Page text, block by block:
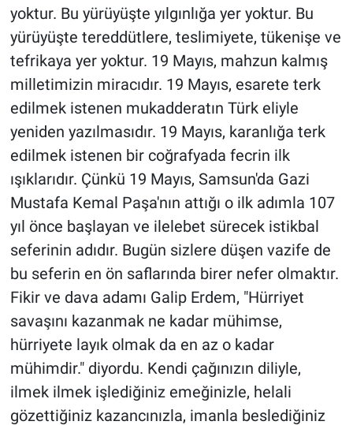
yoktur. Bu yürüyüşte yılgınlığa yer yoktur. Bu
yürüyüşte tereddütlere, teslimiyete, tükenişe ve
tefrikaya yer yoktur. 19 Mayıs, mahzun kalmış
milletimizin miracıdır. 19 Mayıs, esarete terk
edilmek istenen mukadderatın Türk eliyle
yeniden yazılmasıdır. 19 Mayıs, karanlığa terk
edilmek istenen bir coğrafyada fecrin ilk
ışıklarıdır. Çünkü 19 Mayıs, Samsun'da Gazi
Mustafa Kemal Paşa'nın attığı o ilk adımla 107
yıl önce başlayan ve ilelebet sürecek istikbal
seferinin adıdır. Bugün sizlere düşen vazife de
bu seferin en ön saflarında birer nefer olmaktır.
Fikir ve dava adamı Galip Erdem, "Hürriyet
savaşını kazanmak ne kadar mühimse,
hürriyete layık olmak da en az o kadar
mühimdir." diyordu. Kendi çağınızın diliyle,
ilmek ilmek işlediğiniz emeğinizle, helali
gözettiğiniz kazancınızla, imanla beslediğiniz